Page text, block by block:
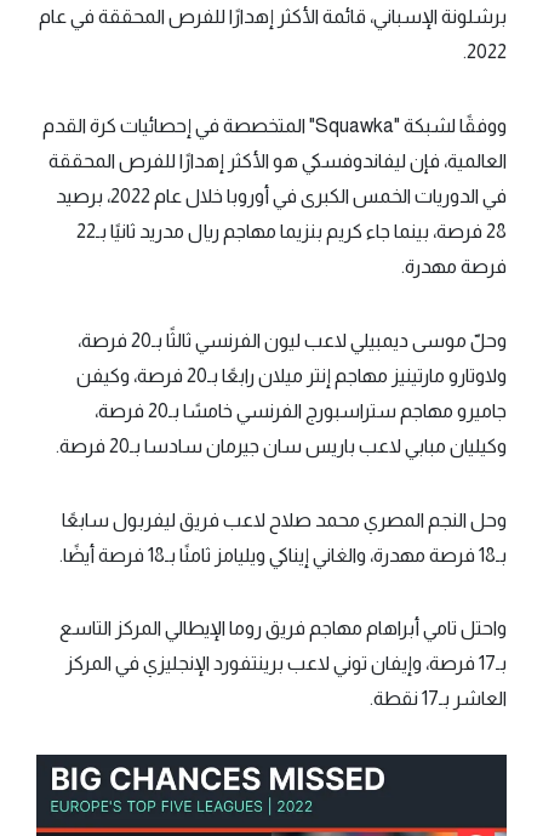
برشلونة الإسباني، قائمة الأكثر إهدارًا للفرص المحققة في عام
2022.
ووفقًا لشبكة "Squawka" المتخصصة في إحصائيات كرة القدم
العالمية، فإن ليفاندوفسكي هو الأكثر إهدارًا للفرص المحققة
في الدوريات الخمس الكبرى في أوروبا خلال عام 2022، برصيد
28 فرصة، بينما جاء كريم بنزيما مهاجم ريال مدريد ثانيًا بـ22
فرصة مهدرة.
وحلّ موسى ديمبيلي لاعب ليون الفرنسي ثالثًا بـ20 فرصة،
ولاوتارو مارتينيز مهاجم إنتر ميلان رابعًا بـ20 فرصة، وكيفن
جاميرو مهاجم ستراسبورج الفرنسي خامسًا بـ20 فرصة،
وكيليان مبابي لاعب باريس سان جيرمان سادسا بـ20 فرصة.
وحل النجم المصري محمد صلاح لاعب فريق ليفربول سابعًا
بـ18 فرصة مهدرة، والغاني إيناكي ويليامز ثامنًا بـ18 فرصة أيضًا.
واحتل تامي أبراهام مهاجم فريق روما الإيطالي المركز التاسع
بـ17 فرصة، وإيفان توني لاعب برينتفورد الإنجليزي في المركز
العاشر بـ17 نقطة.